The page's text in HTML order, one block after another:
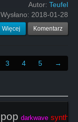
Autor: Teufel
Wysłano: 2018-01-28
Więcej Komentarz
3 4 5 →
pop darkwave